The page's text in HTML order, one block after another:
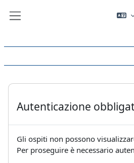
Autenticazione
Gli ospiti non possono
Per proseguire è necessario